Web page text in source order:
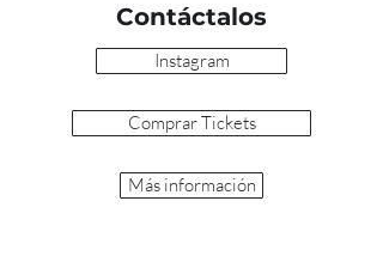
Contáctalos
Instagram
Comprar Tickets
Más información